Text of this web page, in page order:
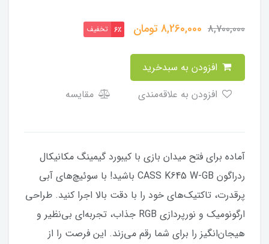
8,700,000
8,260,000تومان 6٪ تخفیف
مقایسه
آماده برای فتح میدان بازی با کیبورد گیمینگ مکانیکال
ردراگون CASS K645 W-GB باشید! با سوئیچ‌های آبی
پرقدرت، تاکتیک‌های خود را با دقت بالا اجرا کنید. طراحی
ارگونومیک و نورپردازی RGB جذاب، تجربه‌ای بی‌نظیر و
هیجان‌انگیز را برای شما رقم می‌زند. این فرصت را از